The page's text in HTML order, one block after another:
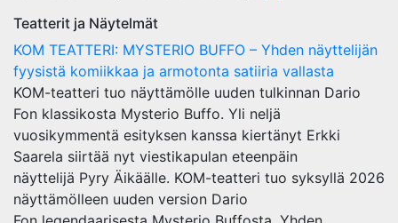
Teatterit ja Näytelmät
KOM TEATTERI: MYSTERIO BUFFO – Yhden näyttelijän
fyysistä komiikkaa ja armotonta satiiria vallasta
KOM-teatteri tuo näyttämölle uuden tulkinnan Dario
Fon klassikosta Mysterio Buffo. Yli neljä
vuosikymmentä esityksen kanssa kiertänyt Erkki
Saarela siirtää nyt viestikapulan eteenpäin
näyttelijä Pyry Äikäälle. KOM-teatteri tuo syksyllä 2026
näyttämölleen uuden version Dario